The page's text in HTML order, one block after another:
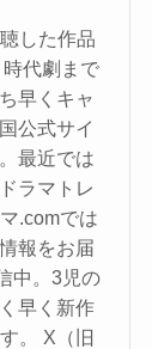
した作品
代劇まで
早くキャ
公式サイ
最近では
ラマトレ
.comでは
報をお届
中。3児の
早く新作
。 X（旧